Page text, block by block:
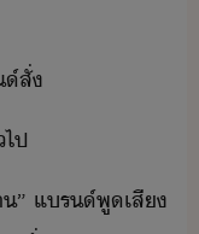
สั่
ป
​”​ ​แร์​พูเสี​​